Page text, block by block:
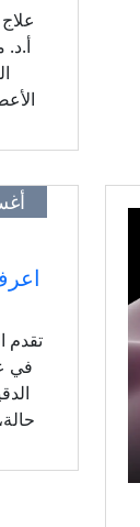
أ.د.
تقدم
في